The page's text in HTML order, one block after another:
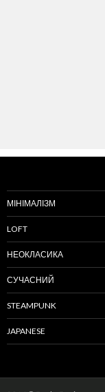
МІНІМАЛІЗМ
LOFT
НЕОКЛАСИКА
СУЧАСНИЙ
STEAMPUNK
JAPANESE